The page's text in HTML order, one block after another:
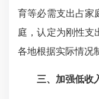
育等必需支出占家
庭，认定为刚性支
各地根据实际情况
三、加强低收